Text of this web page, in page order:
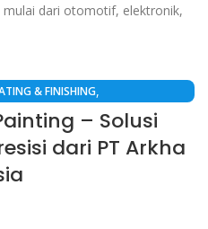
dari otomotif, elektronik,
& FINISHING,
– Solusi
dari PT Arkha